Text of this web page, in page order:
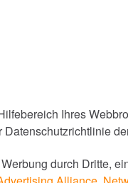
Ihres
durch Dritte,